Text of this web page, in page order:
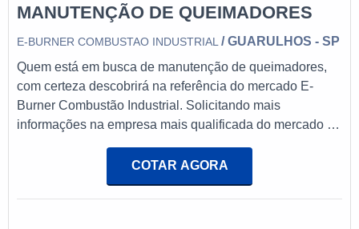
MANUTENÇÃO DE QUEIMADORES
E-BURNER COMBUSTAO INDUSTRIAL / GUARULHOS - SP
Quem está em busca de manutenção de queimadores,
com certeza descobrirá na referência do mercado E-
Burner Combustão Industrial. Solicitando mais
informações na empresa mais qualificada do mercado e
qualidade.DIFERENCIAIS IMPORTANTES DE
MANUTENÇÃO DE QUEIMADORESQuem busca por
manutenção de queimadores em uma empresa
COTAR AGORA